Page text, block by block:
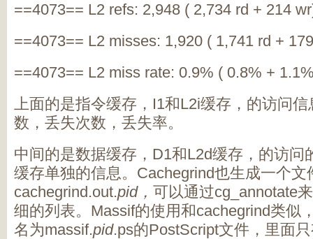
==4073== L2 refs: 2,948 ( 2,734 rd + 214
==4073== L2 misses: 1,920 ( 1,741 rd +
==4073== L2 miss rate: 0.9% ( 0.8% +
上面的是指令缓存， I1和L2i缓存，的访问
数，丢失次数，丢失率。
中间的是数据缓存， D1和L2d缓存，的访问
缓存单独的信息。 Cachegrind也生成一个文
cachegrind.out.pid， 可以通过cg_annotate
细的列表。 Massif的使用和cachegrind类似
名为massif.pid.ps的PostScript文件，里面